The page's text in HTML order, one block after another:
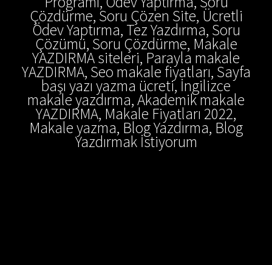
Çözdürme, Soru Çözen Site, Ücretli
Ödev Yaptırma, Tez Yazdırma, Soru
Çözümü, Soru Çözdürme, Makale
YAZDIRMA siteleri, Parayla makale
YAZDIRMA, Seo makale fiyatları, Sayfa
başı yazı yazma ücreti, İngilizce
makale yazdırma, Akademik makale
YAZDIRMA, Makale Fiyatları 2022,
Makale yazma, Blog Yazdırma, Blog
Yazdırmak İstiyorum